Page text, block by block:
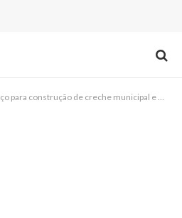
de creche municipal e Unidade Básica de Saúde em Chã Grande